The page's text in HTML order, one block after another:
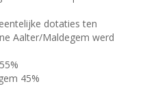
dotaties ten
Aalter/Maldegem werd
45%